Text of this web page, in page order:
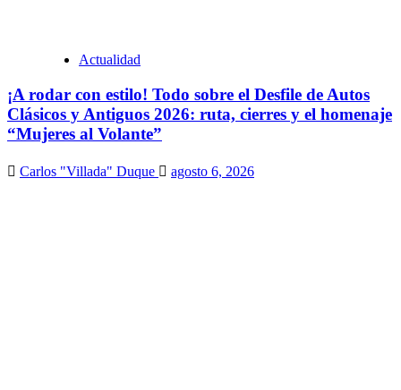
Actualidad
¡A rodar con estilo! Todo sobre el Desfile de Autos
Clásicos y Antiguos 2026: ruta, cierres y el homenaje
“Mujeres al Volante”
Carlos "Villada" Duque agosto 6, 2026